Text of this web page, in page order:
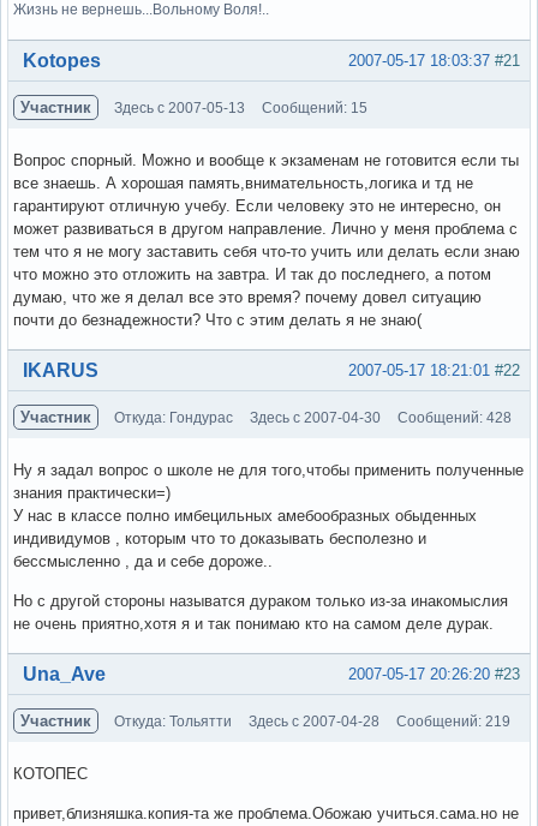
Жизнь не вернешь...Вольному Воля!..
Вне форума #21
2007-05-17 18:03:37
Kotopes
Участник Здесь с 2007-05-13 Сообщений: 15
Вопрос спорный. Можно и вообще к экзаменам не готовится если ты
все знаешь. А хорошая память,внимательность,логика и тд не
гарантируют отличную учебу. Если человеку это не интересно, он
может развиваться в другом направление. Лично у меня проблема с
тем что я не могу заставить себя что-то учить или делать если знаю
что можно это отложить на завтра. И так до последнего, а потом
думаю, что же я делал все это время? почему довел ситуацию
почти до безнадежности? Что с этим делать я не знаю(
Вне форума #22
2007-05-17 18:21:01
IKARUS
Участник Откуда: Гондурас Здесь с 2007-04-30 Сообщений: 428
Ну я задал вопрос о школе не для того,чтобы применить полученные
знания практически=)
У нас в классе полно имбецильных амебообразных обыденных
индивидумов , которым что то доказывать бесполезно и
бессмысленно , да и себе дороже..
Но с другой стороны называтся дураком только из-за инакомыслия
не очень приятно,хотя я и так понимаю кто на самом деле дурак.
Вне форума #23
2007-05-17 20:26:20
Una_Ave
Участник Откуда: Тольятти Здесь с 2007-04-28 Сообщений: 219
КОТОПЕС
привет,близняшка.копия-та же проблема.Обожаю учиться.сама.но не